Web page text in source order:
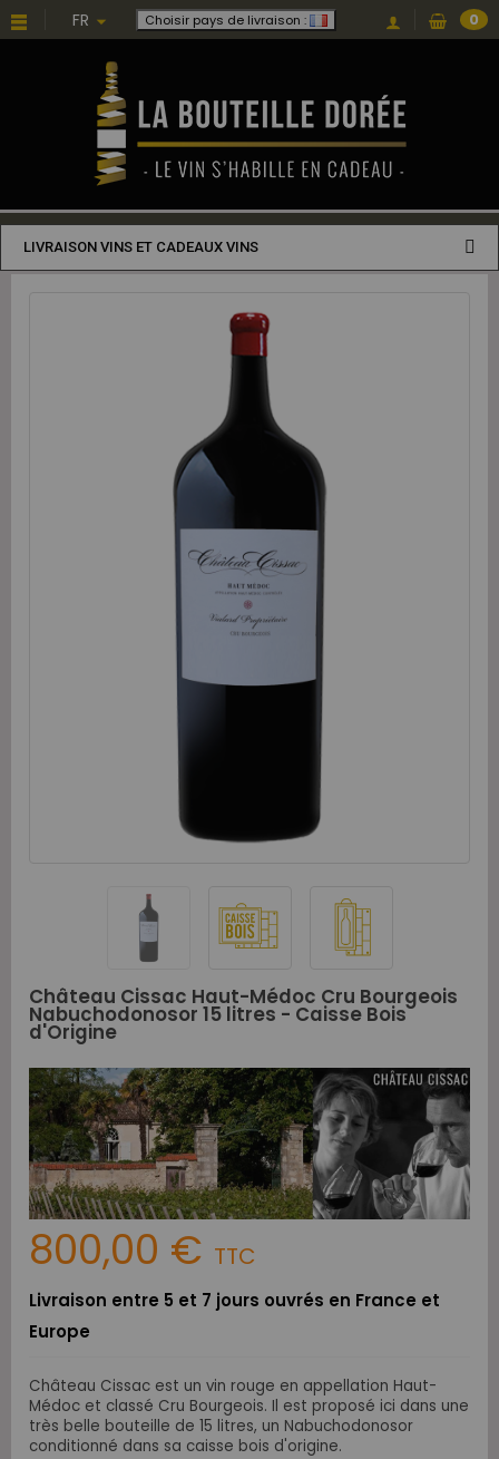
FR Choisir pays de livraison : 0
LIVRAISON VINS ET CADEAUX VINS
Château Cissac Haut-Médoc Cru Bourgeois
Nabuchodonosor 15 litres - Caisse Bois
d'Origine
800,00 € TTC
Livraison entre 5 et 7 jours ouvrés en France et
Europe
Château Cissac est un vin rouge en appellation Haut-
Médoc et classé Cru Bourgeois. Il est proposé ici dans une
très belle bouteille de 15 litres, un Nabuchodonosor
conditionné dans sa caisse bois d'origine.